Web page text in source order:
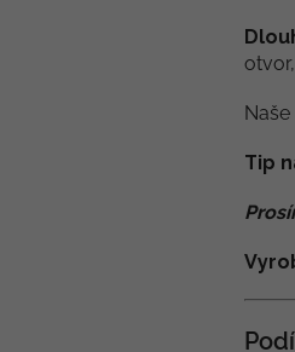
Naše
Tip